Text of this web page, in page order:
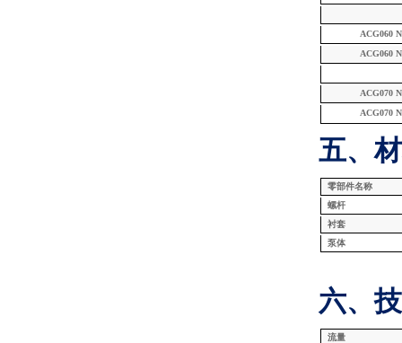
ACG060
ACG060
ACG070
ACG070
五、
零部件名称
螺杆
衬套
泵体
六、
流量